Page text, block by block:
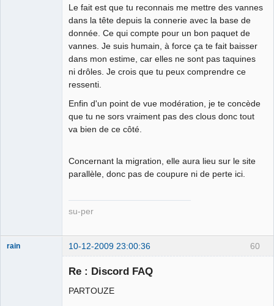
Le fait est que tu reconnais me mettre des vannes
dans la tête depuis la connerie avec la base de
donnée. Ce qui compte pour un bon paquet de
vannes. Je suis humain, à force ça te fait baisser
dans mon estime, car elles ne sont pas taquines
ni drôles. Je crois que tu peux comprendre ce
ressenti.
Enfin d'un point de vue modération, je te concède
que tu ne sors vraiment pas des clous donc tout
va bien de ce côté.
Concernant la migration, elle aura lieu sur le site
parallèle, donc pas de coupure ni de perte ici.
su-per
60
rain 10-12-2009 23:00:36
Re : Discord FAQ
PARTOUZE